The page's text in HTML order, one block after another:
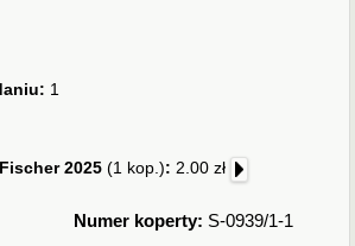
1
2025(1 kop.): 2.00 zł
Numer koperty: S-0939/1-1